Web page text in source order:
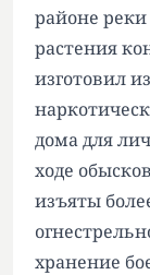
районе реки
растения
изготовил
дома для
ходе
изъяты
хранение